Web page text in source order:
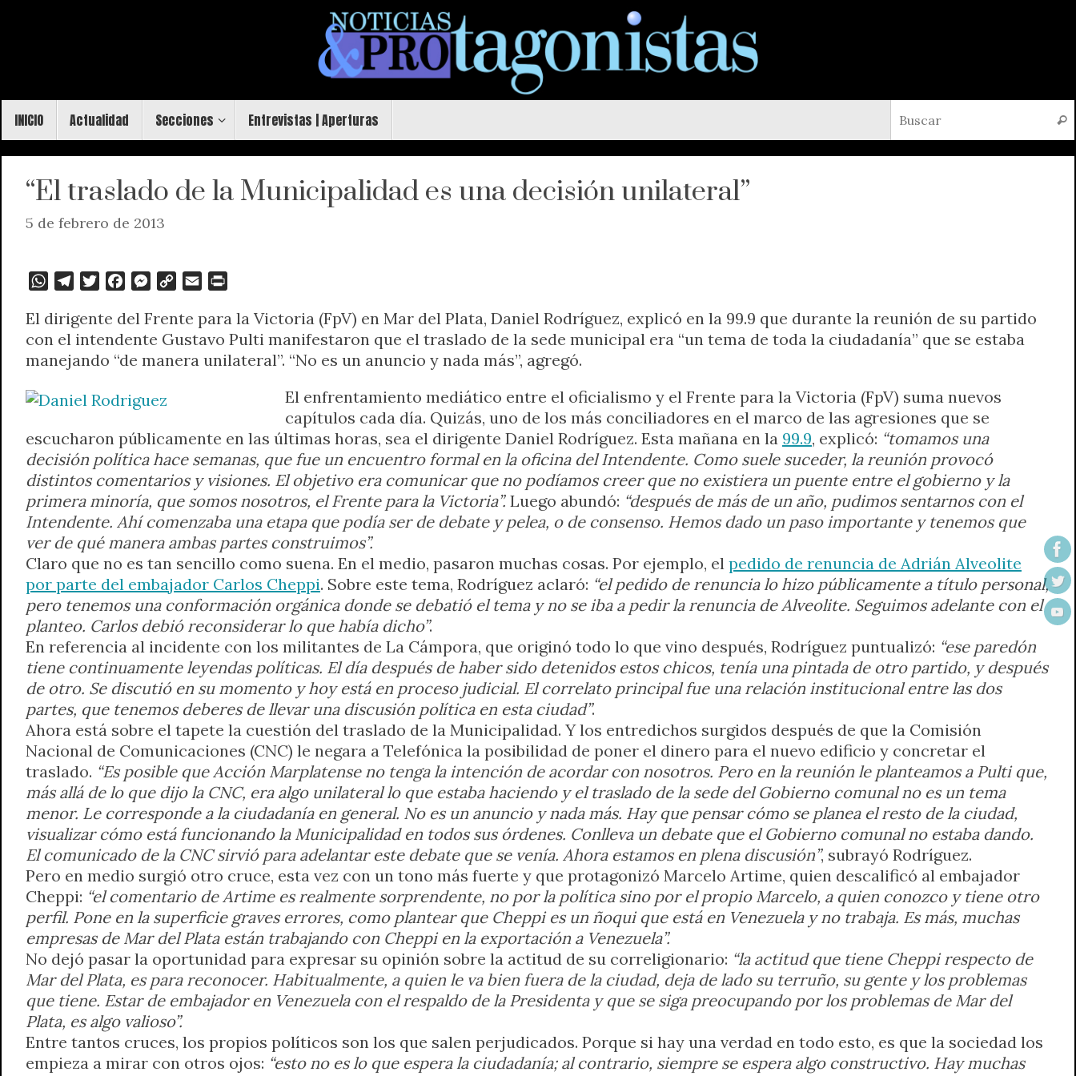
contenido
INICIO Actualidad Secciones Entrevistas | Aperturas
“El traslado de la Municipalidad es una decisión unilateral”
5 de febrero de 2013
W
a
t
s
p
l
e
g
a
i
t
t
r
c
e
b
o
M
s
s
e
g
r
p
y
L
a
i
l
i
n
t
e
n
d
y
El dirigente del Frente para la Victoria (FpV) en Mar del Plata, Daniel Rodríguez, explicó en la 99.9 que durante la reunión de su partido
con el intendente Gustavo Pulti manifestaron que el traslado de la sede municipal era “un tema de toda la ciudadanía” que se estaba
manejando “de manera unilateral”. “No es un anuncio y nada más”, agregó.
El enfrentamiento mediático entre el oficialismo y el Frente para la Victoria (FpV) suma nuevos
capítulos cada día. Quizás, uno de los más conciliadores en el marco de las agresiones que se
escucharon públicamente en las últimas horas, sea el dirigente Daniel Rodríguez. Esta mañana en la 99.9, explicó: “tomamos una
decisión política hace semanas, que fue un encuentro formal en la oficina del Intendente. Como suele suceder, la reunión provocó
distintos comentarios y visiones. El objetivo era comunicar que no podíamos creer que no existiera un puente entre el gobierno y la
primera minoría, que somos nosotros, el Frente para la Victoria”. Luego abundó: “después de más de un año, pudimos sentarnos con el
Intendente. Ahí comenzaba una etapa que podía ser de debate y pelea, o de consenso. Hemos dado un paso importante y tenemos que
ver de qué manera ambas partes construimos”.
Claro que no es tan sencillo como suena. En el medio, pasaron muchas cosas. Por ejemplo, el pedido de renuncia de Adrián Alveolite
por parte del embajador Carlos Cheppi. Sobre este tema, Rodríguez aclaró: “el pedido de renuncia lo hizo públicamente a título personal,
pero tenemos una conformación orgánica donde se debatió el tema y no se iba a pedir la renuncia de Alveolite. Seguimos adelante con el
planteo. Carlos debió reconsiderar lo que había dicho”.
En referencia al incidente con los militantes de La Cámpora, que originó todo lo que vino después, Rodríguez puntualizó: “ese paredón
tiene continuamente leyendas políticas. El día después de haber sido detenidos estos chicos, tenía una pintada de otro partido, y después
de otro. Se discutió en su momento y hoy está en proceso judicial. El correlato principal fue una relación institucional entre las dos
partes, que tenemos deberes de llevar una discusión política en esta ciudad”.
Ahora está sobre el tapete la cuestión del traslado de la Municipalidad. Y los entredichos surgidos después de que la Comisión
Nacional de Comunicaciones (CNC) le negara a Telefónica la posibilidad de poner el dinero para el nuevo edificio y concretar el
traslado. “Es posible que Acción Marplatense no tenga la intención de acordar con nosotros. Pero en la reunión le planteamos a Pulti que,
más allá de lo que dijo la CNC, era algo unilateral lo que estaba haciendo y el traslado de la sede del Gobierno comunal no es un tema
menor. Le corresponde a la ciudadanía en general. No es un anuncio y nada más. Hay que pensar cómo se planea el resto de la ciudad,
visualizar cómo está funcionando la Municipalidad en todos sus órdenes. Conlleva un debate que el Gobierno comunal no estaba dando.
El comunicado de la CNC sirvió para adelantar este debate que se venía. Ahora estamos en plena discusión”, subrayó Rodríguez.
Pero en medio surgió otro cruce, esta vez con un tono más fuerte y que protagonizó Marcelo Artime, quien descalificó al embajador
Cheppi: “el comentario de Artime es realmente sorprendente, no por la política sino por el propio Marcelo, a quien conozco y tiene otro
perfil. Pone en la superficie graves errores, como plantear que Cheppi es un ñoqui que está en Venezuela y no trabaja. Es más, muchas
empresas de Mar del Plata están trabajando con Cheppi en la exportación a Venezuela”.
No dejó pasar la oportunidad para expresar su opinión sobre la actitud de su correligionario: “la actitud que tiene Cheppi respecto de
Mar del Plata, es para reconocer. Habitualmente, a quien le va bien fuera de la ciudad, deja de lado su terruño, su gente y los problemas
que tiene. Estar de embajador en Venezuela con el respaldo de la Presidenta y que se siga preocupando por los problemas de Mar del
Plata, es algo valioso”.
Entre tantos cruces, los propios políticos son los que salen perjudicados. Porque si hay una verdad en todo esto, es que la sociedad los
empieza a mirar con otros ojos: “esto no es lo que espera la ciudadanía; al contrario, siempre se espera algo constructivo. Hay muchas